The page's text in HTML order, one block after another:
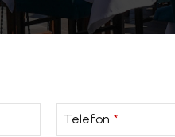
Telefon *